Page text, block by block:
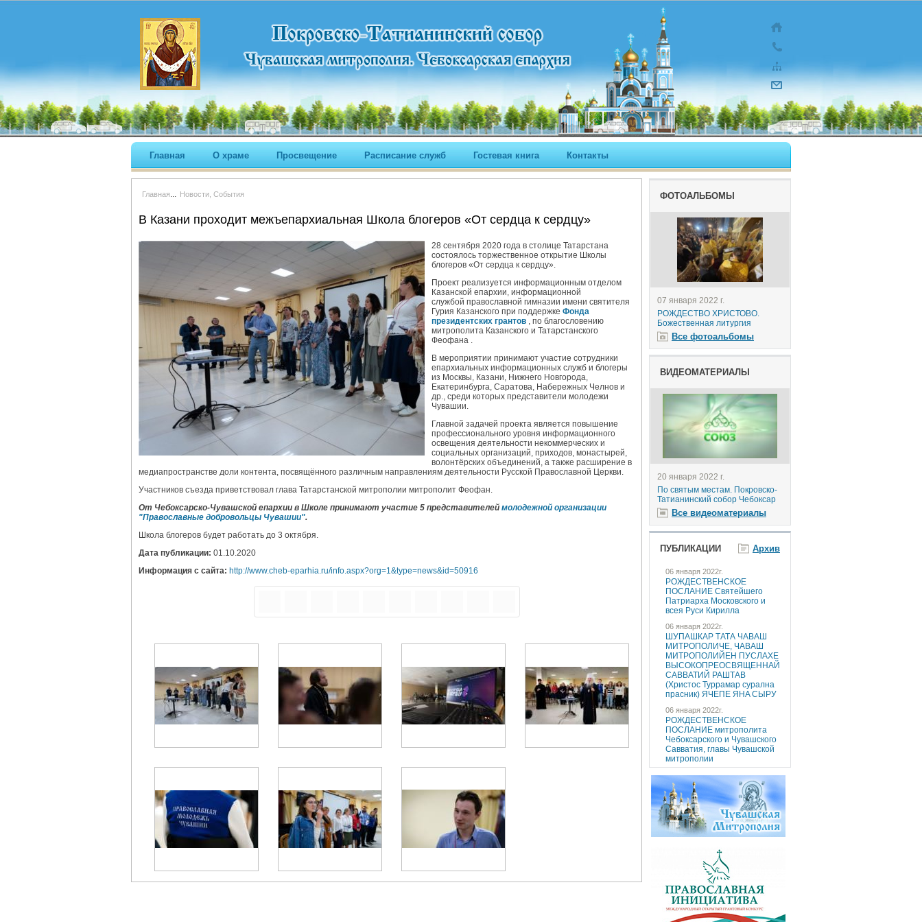
Главная О храме Просвещение Расписание служб Гостевая книга Контакты
Главная... Новости, События
В Казани проходит межъепархиальная Школа блогеров «От сердца к сердцу»
28 сентября 2020 года в столице Татарстана
состоялось торжественное открытие Школы
блогеров «От сердца к сердцу».
Проект реализуется информационным отделом
Казанской епархии, информационной
службой православной гимназии имени святителя
Гурия Казанского при поддержке Фонда
президентских грантов , по благословению
митрополита Казанского и Татарстанского
Феофана .
В мероприятии принимают участие сотрудники
епархиальных информационных служб и блогеры
из Москвы, Казани, Нижнего Новгорода,
Екатеринбурга, Саратова, Набережных Челнов и
др., среди которых представители молодежи
Чувашии.
Главной задачей проекта является повышение
профессионального уровня информационного
освещения деятельности некоммерческих и
социальных организаций, приходов, монастырей,
волонтёрских объединений, а также расширение в
медиапространстве доли контента, посвящённого различным направлениям деятельности Русской Православной Церкви.
Участников съезда приветствовал глава Татарстанской митрополии митрополит Феофан.
От Чебоксарско-Чувашской епархии в Школе принимают участие 5 представителей молодежной организации
"Православные добровольцы Чувашии".
Школа блогеров будет работать до 3 октября.
Дата публикации: 01.10.2020
Информация с сайта: http://www.cheb-eparhia.ru/info.aspx?org=1&type=news&id=50916
ФОТОАЛЬБОМЫ
07 января 2022 г.
РОЖДЕСТВО ХРИСТОВО.
Божественная литургия
Все фотоальбомы
ВИДЕОМАТЕРИАЛЫ
20 января 2022 г.
По святым местам. Покровско-
Татианинский собор Чебоксар
Все видеоматериалы
Архив
ПУБЛИКАЦИИ
06 января 2022г.
РОЖДЕСТВЕНСКОЕ
ПОСЛАНИЕ Святейшего
Патриарха Московского и
всея Руси Кирилла
06 января 2022г.
ШУПАШКАР ТАТА ЧAВАШ
МИТРОПОЛИЧE, ЧAВАШ
МИТРОПОЛИЙEН ПУCЛAХE
ВЫСОКОПРЕОСВЯЩЕННAЙ
САВВАТИЙ РАШТАВ
(Христос Туррaмaр cуралнa
праcник) ЯЧEПЕ ЯНA CЫРУ
06 января 2022г.
РОЖДЕСТВЕНСКОЕ
ПОСЛАНИЕ митрополита
Чебоксарского и Чувашского
Савватия, главы Чувашской
митрополии